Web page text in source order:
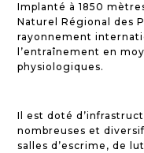
Implanté à 1850
Naturel Régional des
rayonnement
l’entraînement en
physiologiques.
Il est doté
nombreuses et
salles d’escrime, de